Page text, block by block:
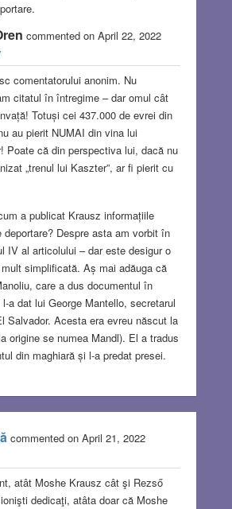
commented on April 22, 2022
comentatorului anonim. Nu
citatul în întregime – dar omul cât
Totuși cei 437.000 de evrei din
au pierit NUMAI din vina lui
Poate că din perspectiva lui, dacă nu
„trenul lui Kaszter”, ar fi pierit cu
a publicat Krausz informațiile
deportare? Despre asta am vorbit în
IV al articolului – dar este desigur o
simplificată. Aș mai adăuga că
care a dus documentul în
a dat lui George Mantello, secretarul
Salvador. Acesta era evreu născut la
origine se numea Mandl). El a tradus
din maghiară și l-a predat presei.
commented on April 21, 2022
atât Moshe Krausz cât şi Rezső
dedicaţi, atâta doar că Moshe